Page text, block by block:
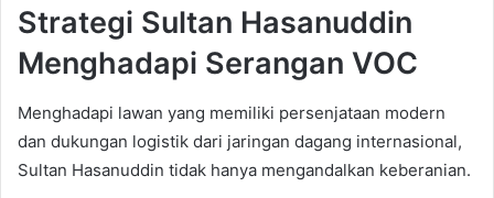
Strategi Sultan Hasanuddin
Menghadapi Serangan VOC
Menghadapi lawan yang memiliki persenjataan modern
dan dukungan logistik dari jaringan dagang internasional,
Sultan Hasanuddin tidak hanya mengandalkan keberanian.